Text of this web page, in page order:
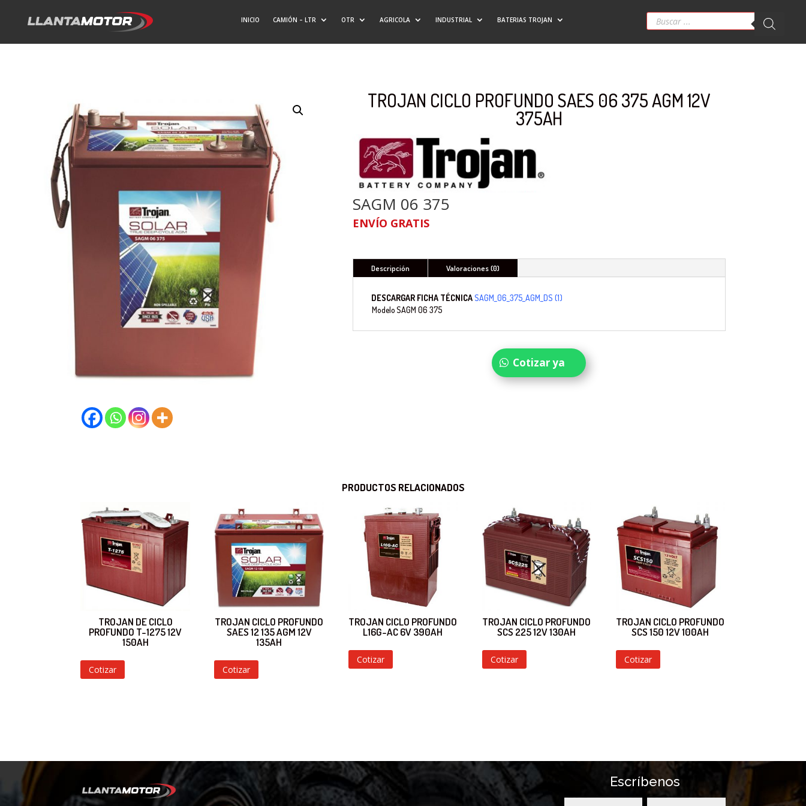
INICIO CAMIÓN – LTR OTR AGRICOLA INDUSTRIAL BATERIAS TROJAN Búsqueda
productos
TROJAN CICLO PROFUNDO SAES 06 375 AGM 12V
375AH
SAGM 06 375
ENVÍO GRATIS
Descripción Valoraciones (0)
DESCARGAR FICHA TÉCNICASAGM_06_375_AGM_DS (1)
ModeloSAGM 06 375
Cotizar ya
PRODUCTOS RELACIONADOS
TROJAN DE CICLO
PROFUNDO T-1275 12V
150AH
Cotizar
TROJAN CICLO PROFUNDO
SAES 12 135 AGM 12V
135AH
Cotizar
TROJAN CICLO PROFUNDO
L16G-AC 6V 390AH
Cotizar
TROJAN CICLO PROFUNDO
SCS 225 12V 130AH
Cotizar
TROJAN CICLO PROFUNDO
SCS 150 12V 100AH
Cotizar
Escríbenos